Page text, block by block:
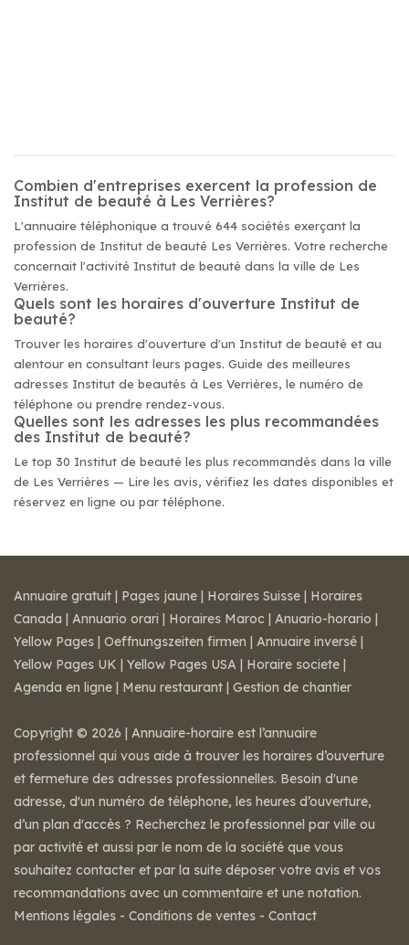
Combien d'entreprises exercent la profession de
Institut de beauté à Les Verrières?
L'annuaire téléphonique a trouvé 644 sociétés exerçant la
profession de Institut de beauté Les Verrières. Votre recherche
concernait l'activité Institut de beauté dans la ville de Les
Verrières.
Quels sont les horaires d'ouverture Institut de
beauté?
Trouver les horaires d'ouverture d'un Institut de beauté et au
alentour en consultant leurs pages. Guide des meilleures
adresses Institut de beautés à Les Verrières, le numéro de
téléphone ou prendre rendez-vous.
Quelles sont les adresses les plus recommandées
des Institut de beauté?
Le top 30 Institut de beauté les plus recommandés dans la ville
de Les Verrières — Lire les avis, vérifiez les dates disponibles et
réservez en ligne ou par téléphone.
Annuaire gratuit | Pages jaune | Horaires Suisse | Horaires
Canada | Annuario orari | Horaires Maroc | Anuario-horario |
Yellow Pages | Oeffnungszeiten firmen | Annuaire inversé |
Yellow Pages UK | Yellow Pages USA | Horaire societe |
Agenda en ligne | Menu restaurant | Gestion de chantier
Copyright © 2026 | Annuaire-horaire est l’annuaire
professionnel qui vous aide à trouver les horaires d’ouverture
et fermeture des adresses professionnelles. Besoin d'une
adresse, d'un numéro de téléphone, les heures d’ouverture,
d’un plan d'accès ? Recherchez le professionnel par ville ou
par activité et aussi par le nom de la société que vous
souhaitez contacter et par la suite déposer votre avis et vos
recommandations avec un commentaire et une notation.
Mentions légales - Conditions de ventes - Contact